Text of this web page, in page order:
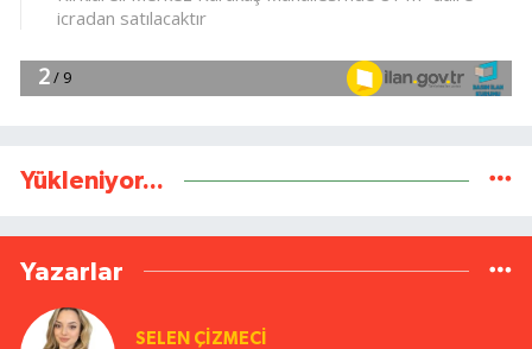
Yükleniyor...
Yazarlar
SELEN ÇİZMECİ